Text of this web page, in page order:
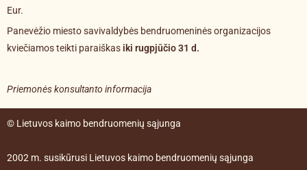
Eur.
Panevėžio miesto savivaldybės bendruomeninės organizacijos
kviečiamos teikti paraiškas iki rugpjūčio 31 d.
Priemonės konsultanto informacija
© Lietuvos kaimo bendruomenių sąjunga
2002 m. susikūrusi Lietuvos kaimo bendruomenių sąjunga